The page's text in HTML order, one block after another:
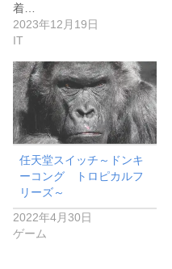
着…
2023年12月19日
IT
任天堂スイッチ～ドンキ
ーコング トロピカルフ
リーズ～
2022年4月30日
ゲーム